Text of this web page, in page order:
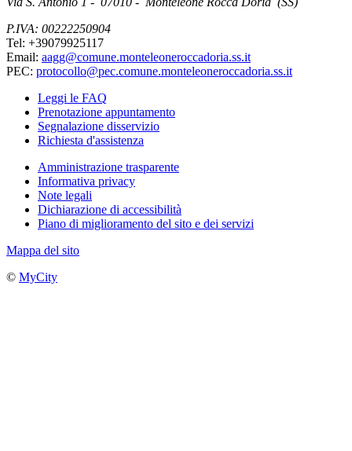
P.IVA: 00222250904
Tel: +39079925117
Email: aagg@comune.monteleoneroccadoria.ss.it
PEC: protocollo@pec.comune.monteleoneroccadoria.ss.it
Leggi le FAQ
Prenotazione appuntamento
Segnalazione disservizio
Richiesta d'assistenza
Amministrazione trasparente
Informativa privacy
Note legali
Dichiarazione di accessibilità
Piano di miglioramento del sito e dei servizi
Mappa del sito
© MyCity